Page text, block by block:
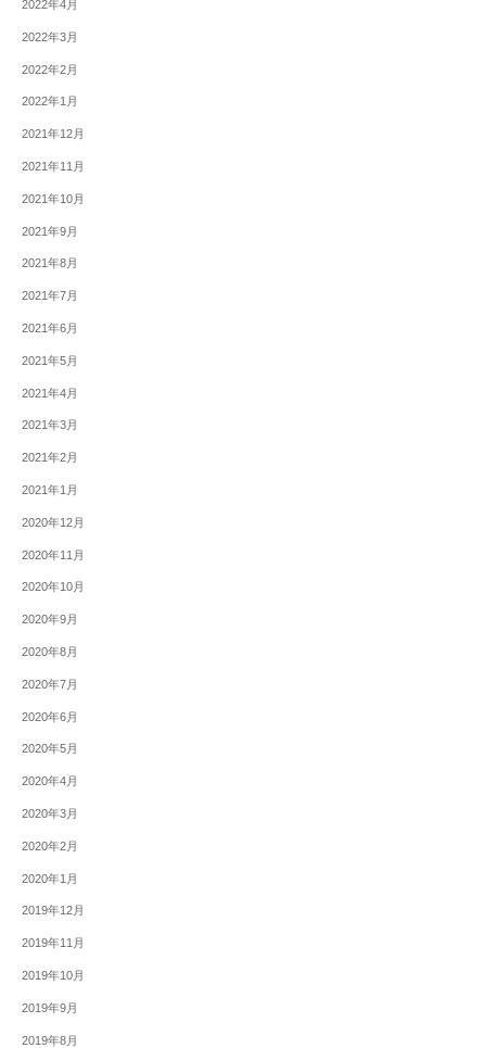
2022年4月
2022年3月
2022年2月
2022年1月
2021年12月
2021年11月
2021年10月
2021年9月
2021年8月
2021年7月
2021年6月
2021年5月
2021年4月
2021年3月
2021年2月
2021年1月
2020年12月
2020年11月
2020年10月
2020年9月
2020年8月
2020年7月
2020年6月
2020年5月
2020年4月
2020年3月
2020年2月
2020年1月
2019年12月
2019年11月
2019年10月
2019年9月
2019年8月